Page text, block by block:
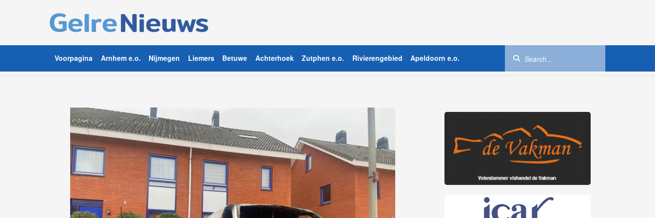
Voorpagina Arnhem e.o. Nijmegen Liemers Betuwe Achterhoek Zutphen e.o. Rivierengebied Apeldoorn e.o.